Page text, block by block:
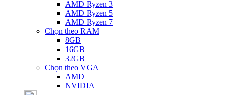
AMD Ryzen 3
AMD Ryzen 5
AMD Ryzen 7
Chọn theo RAM
8GB
16GB
32GB
Chọn theo VGA
AMD
NVIDIA